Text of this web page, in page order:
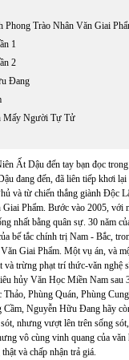
Trào Nhân Văn Giai
1
2
Đang
Mấy Người Tự Tử
Ất Dậu đến tay bạn đọc
đang đến, đã liên tiếp khơi
và từ chiến thắng giành Độc
Phẩm. Bước vào 2005, với
nhất bằng quân sự. 30 năm
bế tắc chính trị Nam - Bắc,
Giai Phẩm. Một vụ án, và
và trừng phạt trí thức-văn nghệ
hủy Văn Học Miền Nam sau
Phùng Quán, Phùng
Cầm, Nguyễn Hữu Đang hãy
nhưng vượt lên trên sống
vô cùng vinh quang của
và chấp nhận trả giá.